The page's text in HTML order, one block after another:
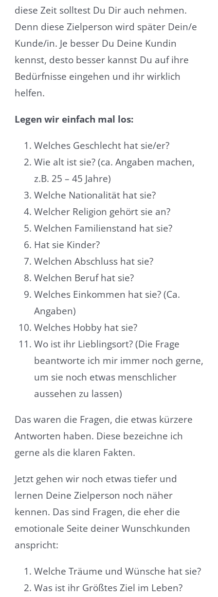
diese Zeit solltest Du Dir auch nehmen.
Denn diese Zielperson wird später Dein/e
Kunde/in. Je besser Du Deine Kundin
kennst, desto besser kannst Du auf ihre
Bedürfnisse eingehen und ihr wirklich
helfen.
Legen wir einfach mal los:
Welches Geschlecht hat sie/er?
Wie alt ist sie? (ca. Angaben machen,
z.B. 25 – 45 Jahre)
Welche Nationalität hat sie?
Welcher Religion gehört sie an?
Welchen Familienstand hat sie?
Hat sie Kinder?
Welchen Abschluss hat sie?
Welchen Beruf hat sie?
Welches Einkommen hat sie? (Ca.
Angaben)
Welches Hobby hat sie?
Wo ist ihr Lieblingsort? (Die Frage
beantworte ich mir immer noch gerne,
um sie noch etwas menschlicher
aussehen zu lassen)
Das waren die Fragen, die etwas kürzere
Antworten haben. Diese bezeichne ich
gerne als die klaren Fakten.
Jetzt gehen wir noch etwas tiefer und
lernen Deine Zielperson noch näher
kennen. Das sind Fragen, die eher die
emotionale Seite deiner Wunschkunden
anspricht:
Welche Träume und Wünsche hat sie?
Was ist ihr Größtes Ziel im Leben?